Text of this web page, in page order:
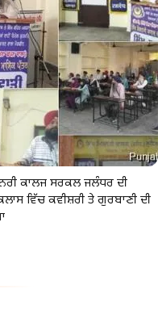
ਕਾਲਜ ਸਰਕਲ ਜਲੰਧਰ ਦੀ
ਵਿੱਚ ਕਵੀਸ਼ਰੀ ਤੇ ਗੁਰਬਾਣੀ ਦੀ